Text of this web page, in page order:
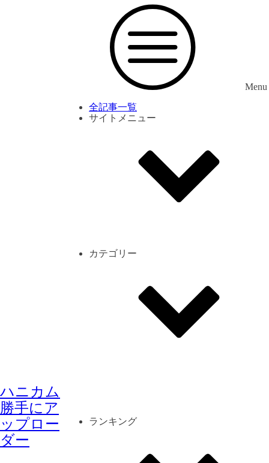
ハニカム
勝手にア
ップロー
ダー
Menu
全記事一覧
サイトメニュー
カテゴリー
ランキング